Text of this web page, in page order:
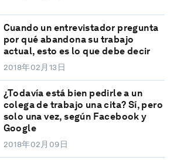
Cuando un entrevistador pregunta
por qué abandona su trabajo
actual, esto es lo que debe decir
2018年02月13日
¿Todavía está bien pedirle a un
colega de trabajo una cita? Sí, pero
solo una vez, según Facebook y
Google
2018年02月09日